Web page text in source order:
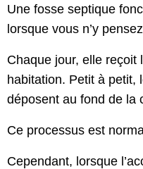
Une fosse septique
lorsque vous n’y
Chaque jour, elle reçoit
habitation. Petit à petit,
déposent au fond de la
Ce processus est
Cependant, lorsque